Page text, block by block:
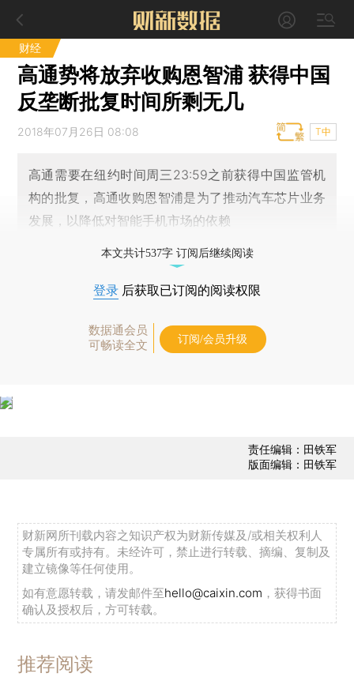
财经
高通势将放弃收购恩智浦 获得中国
反垄断批复时间所剩无几
2018年07月26日 08:08 T中
高通需要在纽约时间周三23:59之前获得中国监管机
构的批复，高通收购恩智浦是为了推动汽车芯片业务
发展，以降低对智能手机市场的依赖
本文共计537字 订阅后继续阅读
登录 后获取已订阅的阅读权限
数据通会员
可畅读全文
订阅/会员升级
责任编辑：田铁军
版面编辑：田铁军
财新网所刊载内容之知识产权为财新传媒及/或相关权利人
专属所有或持有。未经许可，禁止进行转载、摘编、复制及
建立镜像等任何使用。
如有意愿转载，请发邮件至hello@caixin.com ，获得书面
确认及授权后，方可转载。
推荐阅读